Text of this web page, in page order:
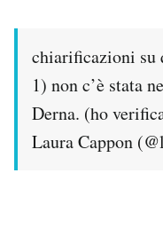
chiarificazioni su
1) non c’è stata
Derna. (ho
Laura Cappon